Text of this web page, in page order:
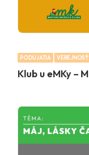
PODUJATIA VEREJNOSŤ
Klub u eMKy –